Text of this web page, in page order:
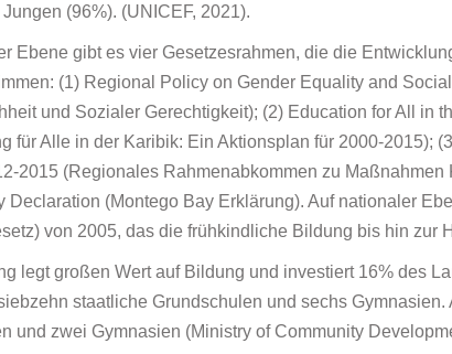
(96%). (UNICEF, 2021).
Ebene gibt es vier Gesetzesrahmen, die die
(1) Regional Policy on Gender Equality and
und Sozialer Gerechtigkeit); (2) Education for All in
für Alle in der Karibik: Ein Aktionsplan für 2000-2015);
2015 (Regionales Rahmenabkommen zu
Declaration (Montego Bay Erklärung). Auf nationaler
von 2005, das die frühkindliche Bildung bis hin zur
legt großen Wert auf Bildung und investiert 16% des
staatliche Grundschulen und sechs
und zwei Gymnasien (Ministry of Community